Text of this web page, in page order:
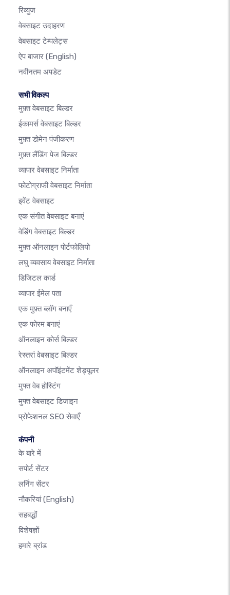
रिव्युज
वेबसाइट उदाहरण
वेबसाइट टेम्पलेट्स
ऐप बाजार (English)
नवीनतम अपडेट
सभी विकल्प
मुफ़्त वेबसाइट बिल्डर
ईकामर्स वेबसाइट बिल्डर
मुफ़्त डोमेन पंजीकरण
मुफ़्त लैंडिंग पेज बिल्डर
व्यापार वेबसाइट निर्माता
फोटोग्राफी वेबसाइट निर्माता
इवेंट वेबसाइट
एक संगीत वेबसाइट बनाएं
वेडिंग वेबसाइट बिल्डर
मुफ़्त ऑनलाइन पोर्टफोलियो
लघु व्यवसाय वेबसाइट निर्माता
डिजिटल कार्ड
व्यापार ईमेल पता
एक मुफ़्त ब्लॉग बनाएँ
एक फोरम बनाएं
ऑनलाइन कोर्स बिल्डर
रेस्तरां वेबसाइट बिल्डर
ऑनलाइन अपॉइंटमेंट शेड्यूलर
मुफ्त वेब होस्टिंग
मुफ्त वेबसाइट डिजाइन
प्रोफेशनल SEO सेवाएँ
कंपनी
के बारे में
सपोर्ट सेंटर
लर्निंग सेंटर
नौकरियां(English)
सहबद्धों
विशेषज्ञों
हमारे ब्रांड